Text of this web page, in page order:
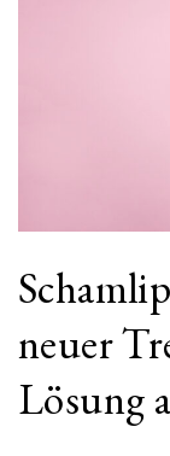
neuer
Lösung